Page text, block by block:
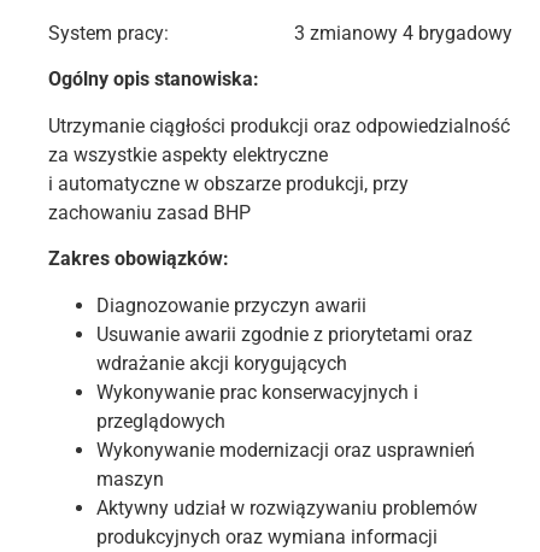
System pracy: 3 zmianowy 4 brygadowy
Ogólny opis stanowiska:
Utrzymanie ciągłości produkcji oraz odpowiedzialność
za wszystkie aspekty elektryczne
i automatyczne w obszarze produkcji, przy
zachowaniu zasad BHP
Zakres obowiązków:
Diagnozowanie przyczyn awarii
Usuwanie awarii zgodnie z priorytetami oraz
wdrażanie akcji korygujących
Wykonywanie prac konserwacyjnych i
przeglądowych
Wykonywanie modernizacji oraz usprawnień
maszyn
Aktywny udział w rozwiązywaniu problemów
produkcyjnych oraz wymiana informacji